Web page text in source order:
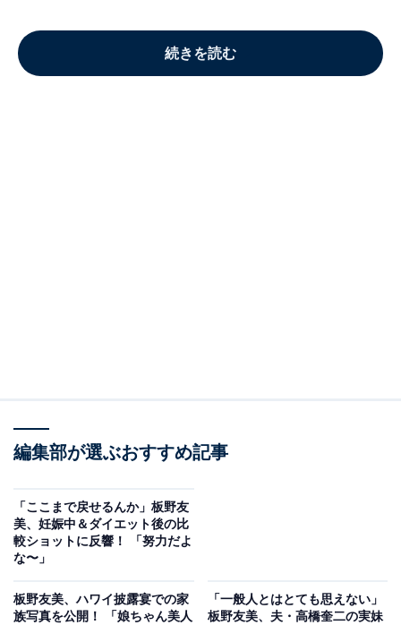
続きを読む
編集部が選ぶおすすめ記事
「ここまで戻せるんか」板野友
美、妊娠中＆ダイエット後の比
較ショットに反響！ 「努力だよ
な〜」
板野友美、ハワイ披露宴での家
族写真を公開！ 「娘ちゃん美人
「一般人とはとても思えない」
板野友美、夫・高橋奎二の実妹